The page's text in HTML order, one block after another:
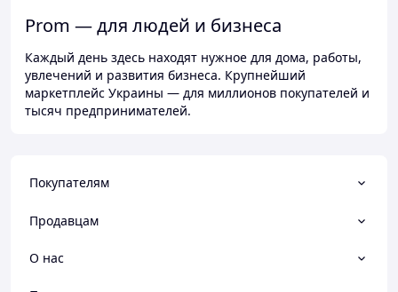
Prom — для людей и бизнеса
Каждый день здесь находят нужное для дома, работы,
увлечений и развития бизнеса. Крупнейший
маркетплейс Украины — для миллионов покупателей и
тысяч предпринимателей.
Покупателям
Продавцам
О нас